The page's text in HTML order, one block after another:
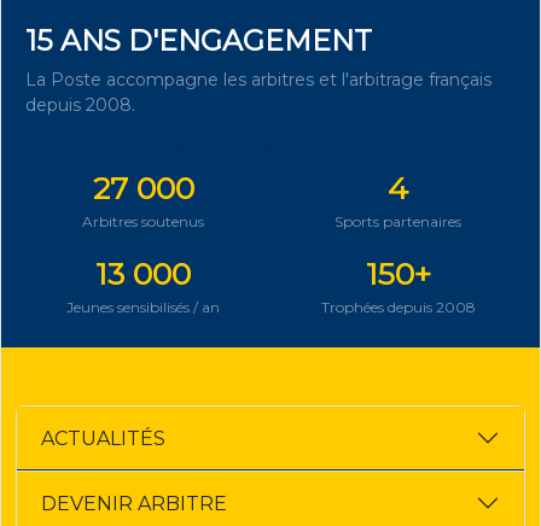
15 ANS D'ENGAGEMENT
La Poste accompagne les arbitres et l'arbitrage français
depuis 2008.
27 000
Arbitres soutenus
4
Sports partenaires
13 000
Jeunes sensibilisés / an
150+
Trophées depuis 2008
ACTUALITÉS
DEVENIR ARBITRE